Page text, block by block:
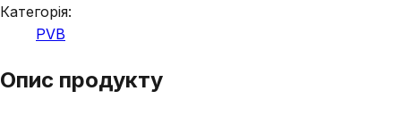
Категорія:
PVB
Опис продукту